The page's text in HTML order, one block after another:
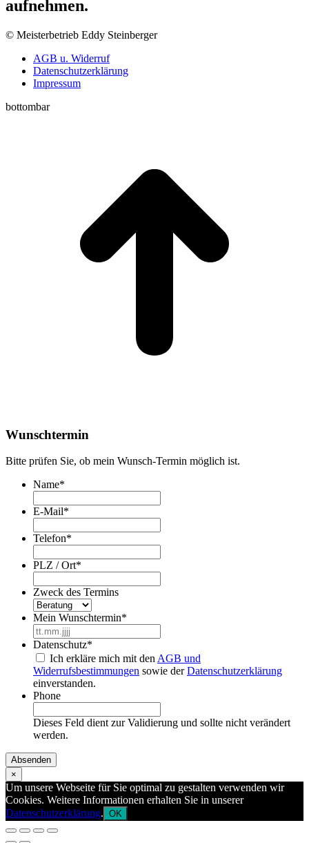
aufnehmen.
© Meisterbetrieb Eddy Steinberger
AGB u. Widerruf
Datenschutzerklärung
Impressum
bottombar
Wunschtermin
Bitte prüfen Sie, ob mein Wunsch-Termin möglich ist.
Name*
E-Mail*
Telefon*
PLZ / Ort*
Zweck des Termins
Mein Wunschtermin*
Punkt
MM
Punkt
Datenschutz*
Ich erkläre mich mit den AGB und
Widerrufsbestimmungen sowie derDatenschutzerklärung
einverstanden.
Phone
Dieses Feld dient zur Validierung und sollte nicht verändert
werden.
×
Um unsere Webseite für Sie optimal zu gestalten verwenden wir
Cookies. Weitere Informationen erhalten Sie in unserer
Datenschutzerklärung. OK